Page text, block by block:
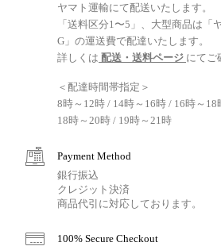
ヤマト運輸にて配送いたします。
「送料区分1〜5」、大型商品は「
G」の運送費で配達いたします。
詳しくは 配送・送料ページ にてご
＜配達時間帯指定＞
8時～12時 / 14時～16時 / 16時～18
18時～20時 / 19時～21時
Payment Method
銀行振込
クレジット決済
商品代引に対応しております。
100% Secure Checkout